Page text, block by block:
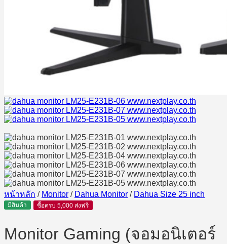
หน้าหลัก / Monitor / Dahua Monitor / Dahua Size 25 inch
มีสินค้า ซื้อครบ 5,000 ส่งฟรี
Monitor Gaming (จอมอนิเตอร์